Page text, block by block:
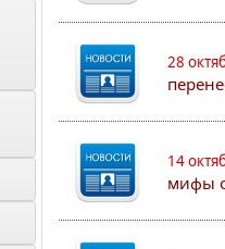
28
14
мифы